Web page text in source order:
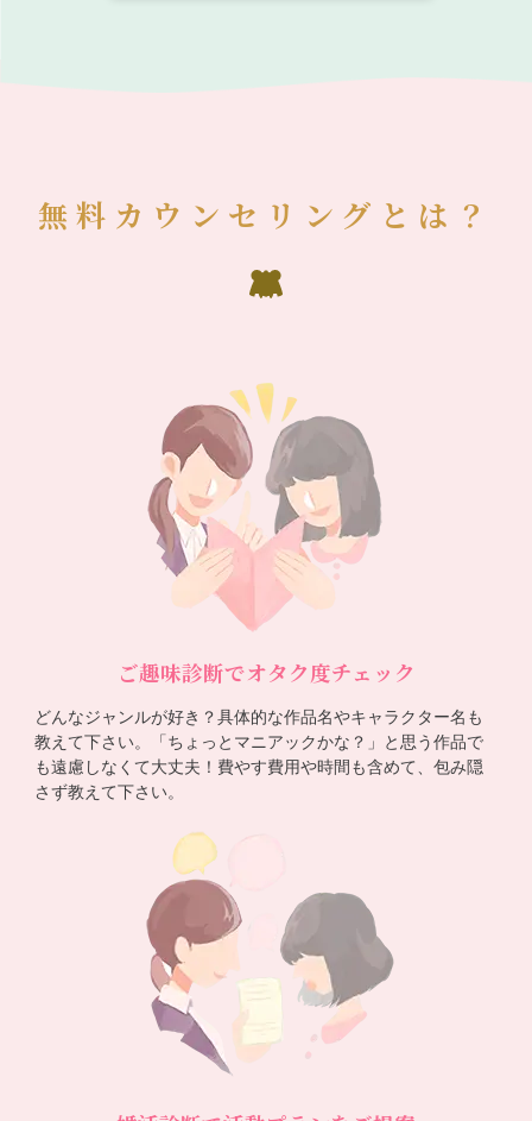
無料カウンセリングとは？
ご趣味診断でオタク度チェック
どんなジャンルが好き？具体的な作品名やキャラクター名も
教えて下さい。「ちょっとマニアックかな？」と思う作品で
も遠慮しなくて大丈夫！費やす費用や時間も含めて、包み隠
さず教えて下さい。